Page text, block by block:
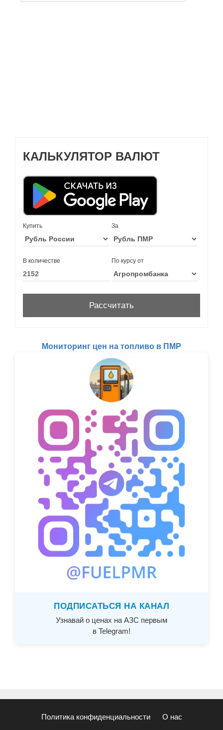
КАЛЬКУЛЯТОР ВАЛЮТ
Купить За
В количестве По курсу от
Мониторинг цен на топливо в ПМР
ПОДПИСАТЬСЯ НА КАНАЛ
Узнавай о ценах на АЗС первым
в Telegram!
Политика конфиденциальности О нас